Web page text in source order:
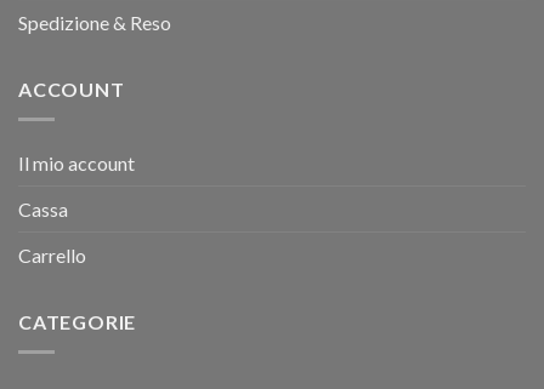
Spedizione & Reso
ACCOUNT
Il mio account
Cassa
Carrello
CATEGORIE